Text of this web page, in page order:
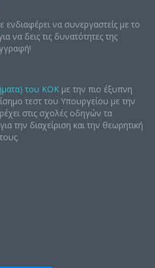
ενδιαφέρει να συνεργαστείς με το
να δεις τις δυνατότητες της
του ΚΟΚ με την πιο έξυπνη
τεστ του Υπουργείου με την
στις σχολές οδηγών τα
την διαχείριση και την θεωρητική